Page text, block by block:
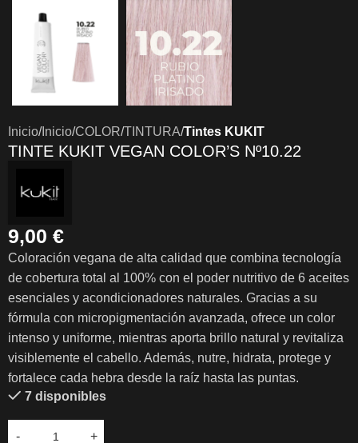
Inicio Inicio COLOR TINTURA Tintes KUKIT
TINTE KUKIT VEGAN COLOR’S Nº10.22
9,00 €
Coloración vegana de alta calidad que combina tecnología
de cobertura total al 100% con el poder nutritivo de 6 aceites
esenciales y acondicionadores naturales. Gracias a su
fórmula con micropigmentación avanzada, ofrece un color
intenso y uniforme, mientras aporta brillo natural y revitaliza
visiblemente el cabello. Además, nutre, hidrata, protege y
fortalece cada hebra desde la raíz hasta las puntas.
7 disponibles